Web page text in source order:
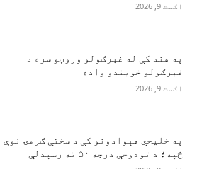
اګست 9, 2026
په هند کې له غبرګولو وروڼو سره د
غبرګولو خویندو واده
اګست 9, 2026
په خلیجي هېوادونو کې د سختې ګرمۍ نوې
څپه؛ د تودوخې درجه ۵۰ ته رسېدلې